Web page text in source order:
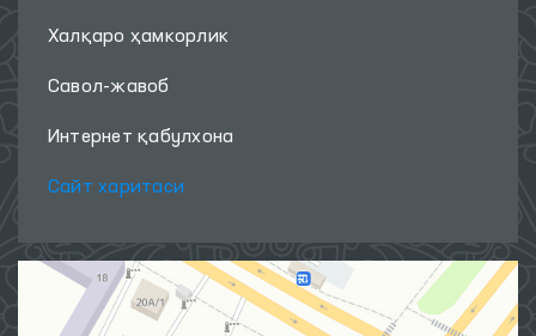
Халқаро ҳамкорлик
Савол-жавоб
Интернет қабулхона
Сайт харитаси